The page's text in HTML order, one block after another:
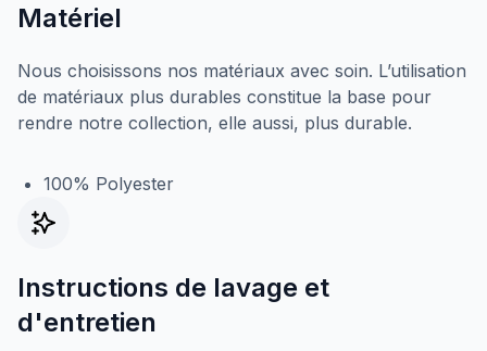
Matériel
Nous choisissons nos matériaux avec soin. L’utilisation
de matériaux plus durables constitue la base pour
rendre notre collection, elle aussi, plus durable.
100% Polyester
Instructions de lavage et
d'entretien